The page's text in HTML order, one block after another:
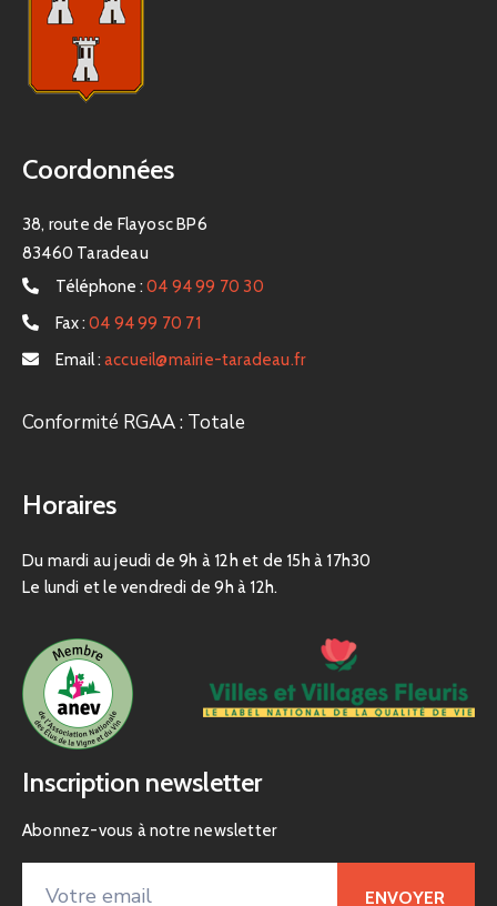
Coordonnées
38, route de Flayosc BP6
83460 Taradeau
Téléphone : 04 94 99 70 30
Fax : 04 94 99 70 71
Email : accueil@mairie-taradeau.fr
Conformité RGAA : Totale
Horaires
Du mardi au jeudi de 9h à 12h et de 15h à 17h30
Le lundi et le vendredi de 9h à 12h.
Inscription newsletter
Abonnez-vous à notre newsletter